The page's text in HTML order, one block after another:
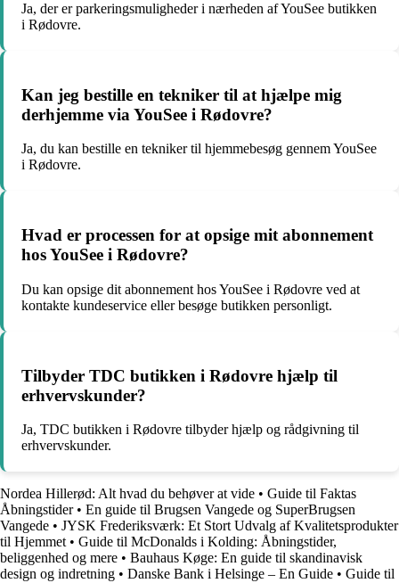
Ja, der er parkeringsmuligheder i nærheden af YouSee butikken
i Rødovre.
Kan jeg bestille en tekniker til at hjælpe mig
derhjemme via YouSee i Rødovre?
Ja, du kan bestille en tekniker til hjemmebesøg gennem YouSee
i Rødovre.
Hvad er processen for at opsige mit abonnement
hos YouSee i Rødovre?
Du kan opsige dit abonnement hos YouSee i Rødovre ved at
kontakte kundeservice eller besøge butikken personligt.
Tilbyder TDC butikken i Rødovre hjælp til
erhvervskunder?
Ja, TDC butikken i Rødovre tilbyder hjælp og rådgivning til
erhvervskunder.
Nordea Hillerød: Alt hvad du behøver at vide • Guide til Faktas
Åbningstider• En guide til Brugsen Vangede og SuperBrugsen
Vangede • JYSK Frederiksværk: Et Stort Udvalg af Kvalitetsprodukter
til Hjemmet • Guide til McDonalds i Kolding: Åbningstider,
beliggenhed og mere • Bauhaus Køge: En guide til skandinavisk
design og indretning • Danske Bank i Helsinge – En Guide • Guide til